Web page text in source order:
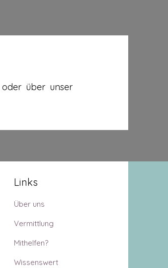
oder über unser
Links
Über uns
Vermittlung
Mithelfen?
Wissenswert